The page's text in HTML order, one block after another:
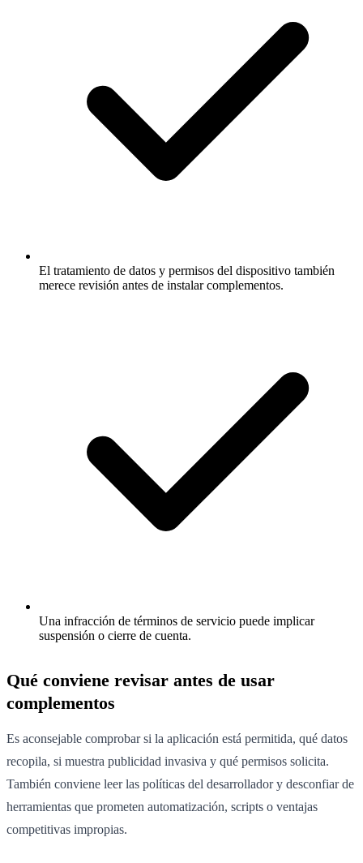
El tratamiento de datos y permisos del dispositivo también
merece revisión antes de instalar complementos.
Una infracción de términos de servicio puede implicar
suspensión o cierre de cuenta.
Qué conviene revisar antes de usar
complementos
Es aconsejable comprobar si la aplicación está permitida, qué datos
recopila, si muestra publicidad invasiva y qué permisos solicita.
También conviene leer las políticas del desarrollador y desconfiar de
herramientas que prometen automatización, scripts o ventajas
competitivas impropias.